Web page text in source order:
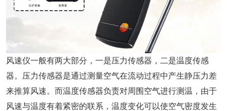
风速仪一般有两大部分，一是压力传感器，二是温度传感
器。压力传感器是通过测量空气在流动过程中产生静压力差
来推算风速。而温度传感器负责对周围空气进行测温，由于
风速与温度有着紧密的联系，温度变化可以使空气密度发生